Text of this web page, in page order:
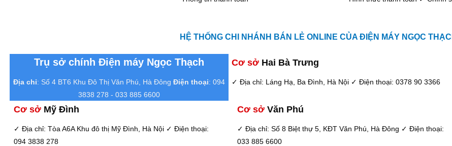
HỆ THỐNG CHI NHÁNH BÁN LẺ ONLINE CỦA ĐIỆN MÁY NGỌC
Trụ sở chính Điện máy Ngọc Thạch
Địa chỉ: Số 4 BT6 Khu Đô Thị Văn Phú, Hà Đông Điện thoại: 094
3838 278 - 033 885 6600
Cơ sở Hai Bà Trưng
✓ Địa chỉ: Láng Hạ, Ba Đình, Hà Nội ✓ Điện thoại: 0378 90 3366
Cơ sở Mỹ Đình
✓ Địa chỉ: Tòa A6A Khu đô thị Mỹ Đình, Hà Nội ✓ Điện thoại:
094 3838 278
Cơ sở Văn Phú
✓ Địa chỉ: Số 8 Biệt thự 5, KĐT Văn Phú, Hà Đông ✓ Điện thoại:
033 885 6600